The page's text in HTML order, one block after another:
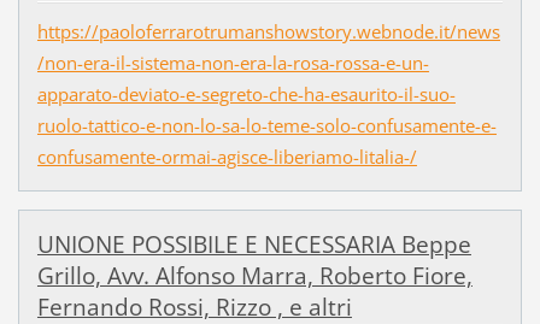
https://paoloferrarotrumanshowstory.webnode.it/news
/non-era-il-sistema-non-era-la-rosa-rossa-e-un-
apparato-deviato-e-segreto-che-ha-esaurito-il-suo-
ruolo-tattico-e-non-lo-sa-lo-teme-solo-confusamente-e-
confusamente-ormai-agisce-liberiamo-litalia-/
UNIONE POSSIBILE E NECESSARIA Beppe
Grillo, Avv. Alfonso Marra, Roberto Fiore,
Fernando Rossi, Rizzo , e altri